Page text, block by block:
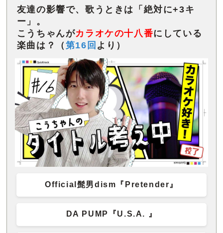
友達の影響で、歌うときは「絶対に+3キ
ー」。
こうちゃんがカラオケの十八番にしている
楽曲は？（ 第16回 より）
Official髭男dism『Pretender』
DA PUMP『U.S.A. 』